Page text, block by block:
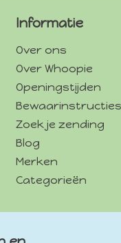
Informatie
Over ons
Over Whoopie
Openingstijden
Bewaarinstructies
Zoek je zending
Blog
Merken
Categorieën